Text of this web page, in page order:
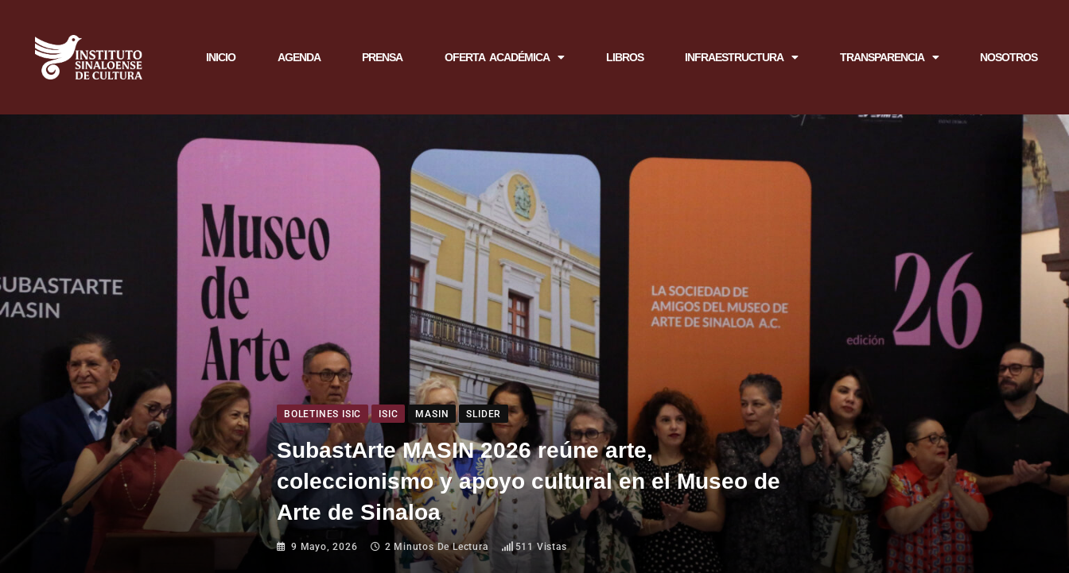
INICIO AGENDA PRENSA OFERTA ACADÉMICA LIBROS INFRAESTRUCTURA TRANSPARENCIA NOSOTROS
BOLETINES ISIC ISIC MASIN SLIDER
SubastArte MASIN 2026 reúne arte,
coleccionismo y apoyo cultural en el Museo de
Arte de Sinaloa
9 Mayo, 2026 2 Minutos De Lectura 511 Vistas